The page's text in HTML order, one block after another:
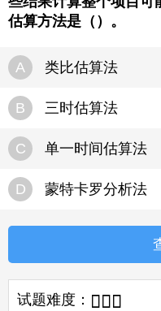
估算方法是（）。
A 类比估算法
B 三时估算法
C 单一时间估算法
D 蒙特卡罗分析法
试题难度：   